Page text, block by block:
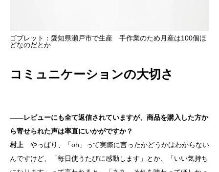
ゴブレット：愛知県瀬戸市で生産 手作業のため月産は100個ほ
どなのだとか
コミュニケーションの大切さ
――レビューにも全て返信されていますが、商品を購入した方か
ら寄せられた声は率直にいかがですか？
村上 やっぱり、「oh」って実際に言ったかどうかはわからない
んですけど、「毎日使うたびに感動します」とか、「いい気持ち